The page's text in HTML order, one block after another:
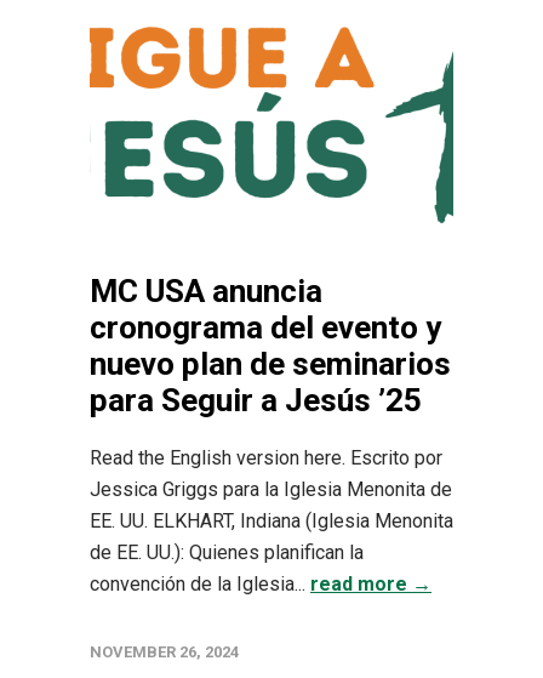
MC USA anuncia
cronograma del evento y
nuevo plan de seminarios
para Seguir a Jesús ’25
Read the English version here. Escrito por
Jessica Griggs para la Iglesia Menonita de
EE. UU. ELKHART, Indiana (Iglesia Menonita
de EE. UU.): Quienes planifican la
convención de la Iglesia... read more →
NOVEMBER 26, 2024